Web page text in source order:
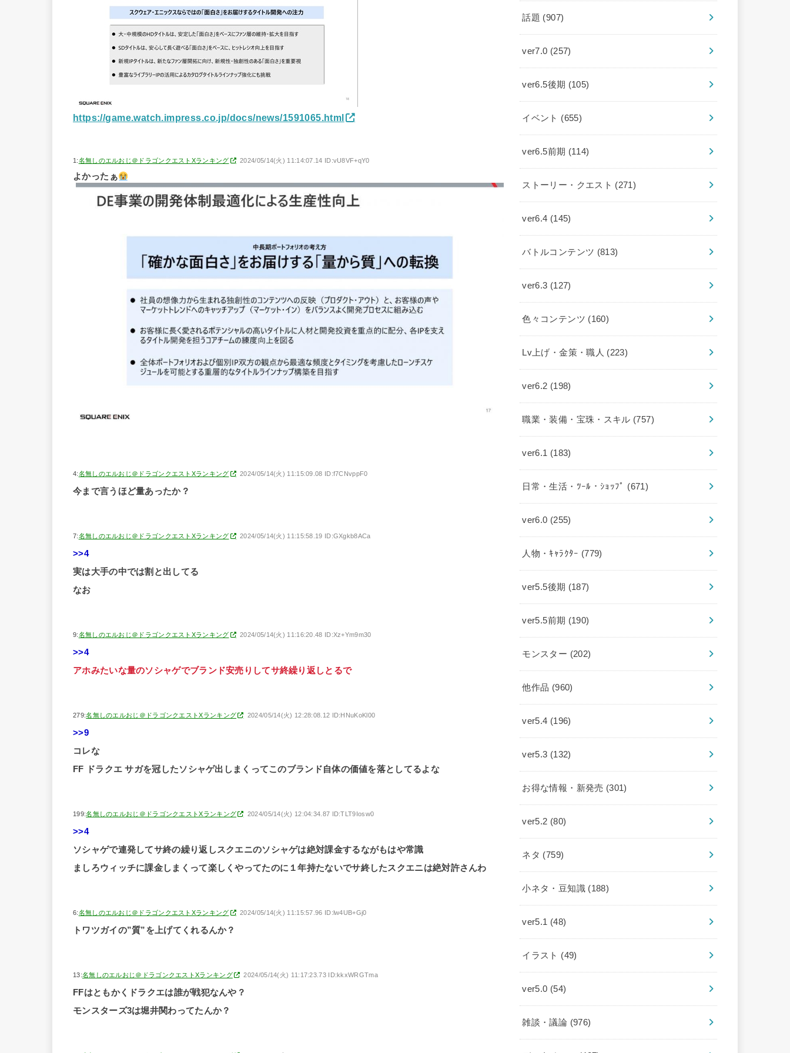
https://game.watch.impress.co.jp/docs/news/1591065.html
1:名無しのエルおじ＠ドラゴンクエストXランキング 2024/05/14(火) 11:14:07.14 ID:vU8VF+qY0
よかったぁ
4:名無しのエルおじ＠ドラゴンクエストXランキング 2024/05/14(火) 11:15:09.08 ID:f7CNvppF0
今まで言うほど量あったか？
7:名無しのエルおじ＠ドラゴンクエストXランキング 2024/05/14(火) 11:15:58.19 ID:GXgkb8ACa
>>4
実は大手の中では割と出してる
なお
9:名無しのエルおじ＠ドラゴンクエストXランキング 2024/05/14(火) 11:16:20.48 ID:Xz+Ym9m30
>>4
アホみたいな量のソシャゲでブランド安売りしてサ終繰り返しとるで
279:名無しのエルおじ＠ドラゴンクエストXランキング 2024/05/14(火) 12:28:08.12 ID:HNuKoKl00
>>9
コレな
FF ドラクエ サガを冠したソシャゲ出しまくってこのブランド自体の価値を落としてるよな
199:名無しのエルおじ＠ドラゴンクエストXランキング 2024/05/14(火) 12:04:34.87 ID:TLT9Iosw0
>>4
ソシャゲで連発してサ終の繰り返しスクエニのソシャゲは絶対課金するながもはや常識
ましろウィッチに課金しまくって楽しくやってたのに１年持たないでサ終したスクエニは絶対許さんわ
6:名無しのエルおじ＠ドラゴンクエストXランキング 2024/05/14(火) 11:15:57.96 ID:lw4UB+Gj0
トワツガイの”質”を上げてくれるんか？
13:名無しのエルおじ＠ドラゴンクエストXランキング 2024/05/14(火) 11:17:23.73 ID:kkxWRGTma
FFはともかくドラクエは誰が戦犯なんや？
モンスターズ3は堀井関わってたんか？
話題 (907)
ver7.0 (257)
ver6.5後期 (105)
イベント (655)
ver6.5前期 (114)
ストーリー・クエスト (271)
ver6.4 (145)
バトルコンテンツ (813)
ver6.3 (127)
色々コンテンツ (160)
Lv上げ・金策・職人 (223)
ver6.2 (198)
職業・装備・宝珠・スキル (757)
ver6.1 (183)
日常・生活・ﾂｰﾙ・ｼｮｯﾌﾟ (671)
ver6.0 (255)
人物・ｷｬﾗｸﾀｰ (779)
ver5.5後期 (187)
ver5.5前期 (190)
モンスター (202)
他作品 (960)
ver5.4 (196)
ver5.3 (132)
お得な情報・新発売 (301)
ver5.2 (80)
ネタ (759)
小ネタ・豆知識 (188)
ver5.1 (48)
イラスト (49)
ver5.0 (54)
雑談・議論 (976)